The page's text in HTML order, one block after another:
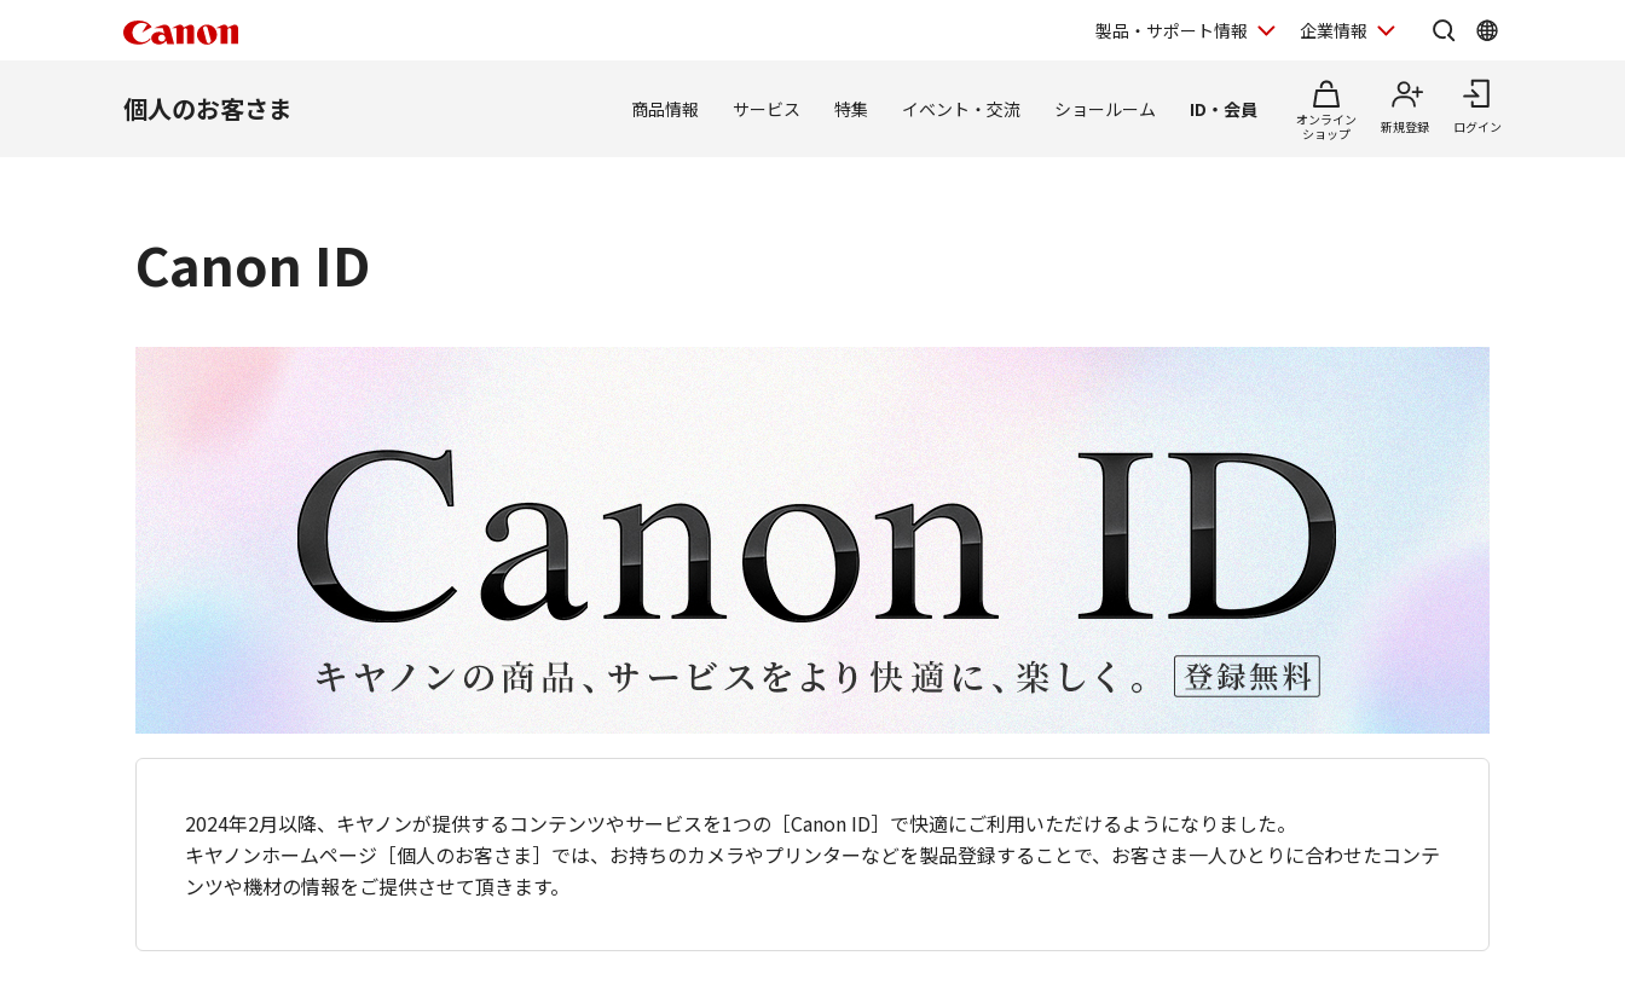
製品・サポート情報 企業情報
個人のお客さま 商品情報 サービス 特集 イベント・交流 ショールーム ID・会員
オンライン
ショップ
新規登録 ログイン
Canon ID
2024年2月以降、キヤノンが提供するコンテンツやサービスを1つの［Canon ID］で快適にご利用いただけるようになりました。
キヤノンホームページ［個人のお客さま］では、お持ちのカメラやプリンターなどを製品登録することで、お客さま一人ひとりに合わせたコンテ
ンツや機材の情報をご提供させて頂きます。